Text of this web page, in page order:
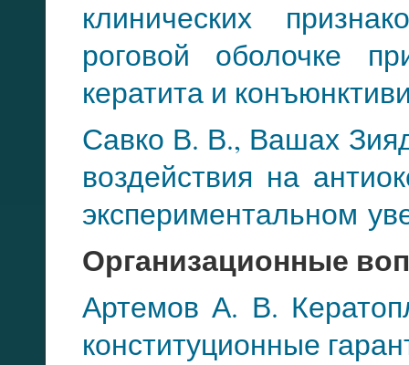
клинических
роговой оболочке
кератита и конъюнкти
Савко В. В., Вашах
воздействия на
экспериментальном
Организационные
Артемов А. В.
конституционные